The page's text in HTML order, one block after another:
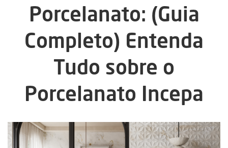
Porcelanato: (Guia
Completo) Entenda
Tudo sobre o
Porcelanato Incepa